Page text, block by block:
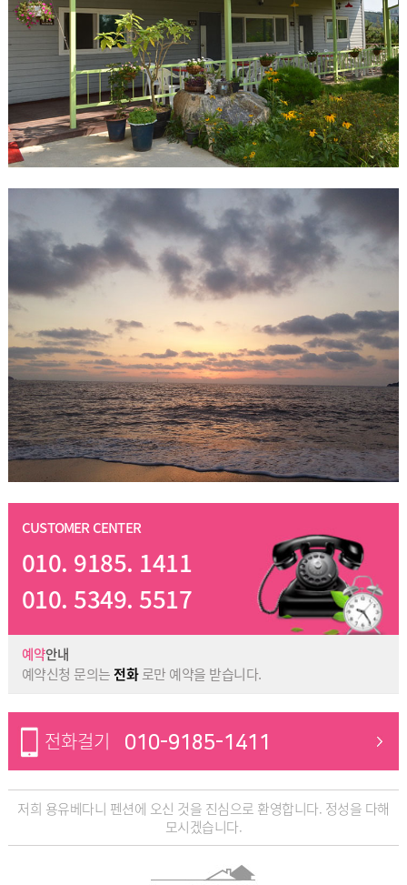
CUSTOMER CENTER
010. 9185. 1411
010. 5349. 5517
예약안내
예약신청 문의는전화로만 예약을 받습니다.
전화걸기 010-9185-1411
저희 용유베다니 펜션에 오신 것을 진심으로 환영합니다. 정성을 다해
모시겠습니다.